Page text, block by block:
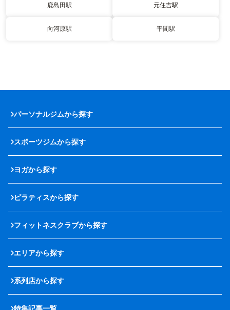
鹿島田駅 元住吉駅
向河原駅 平間駅
パーソナルジムから探す
スポーツジムから探す
ヨガから探す
ピラティスから探す
フィットネスクラブから探す
エリアから探す
系列店から探す
特集記事一覧